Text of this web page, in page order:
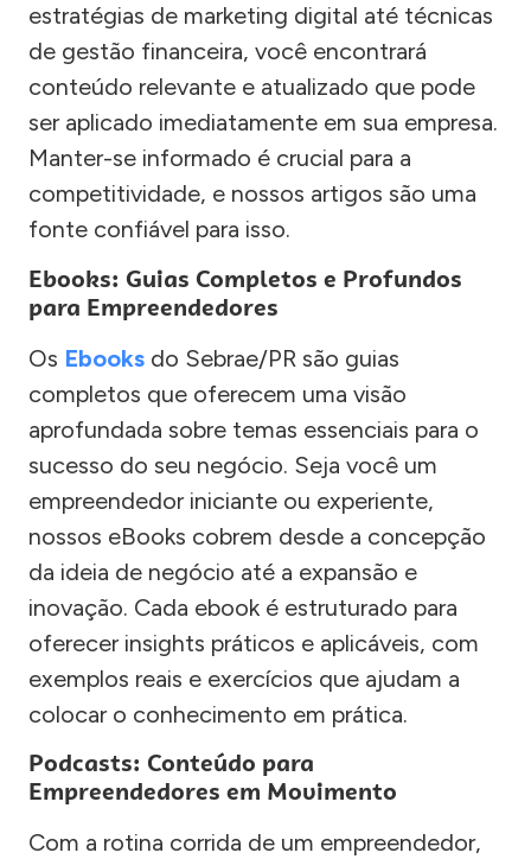
estratégias de marketing digital até técnicas
de gestão financeira, você encontrará
conteúdo relevante e atualizado que pode
ser aplicado imediatamente em sua empresa.
Manter-se informado é crucial para a
competitividade, e nossos artigos são uma
fonte confiável para isso.
Ebooks: Guias Completos e Profundos
para Empreendedores
Os Ebooks do Sebrae/PR são guias
completos que oferecem uma visão
aprofundada sobre temas essenciais para o
sucesso do seu negócio. Seja você um
empreendedor iniciante ou experiente,
nossos eBooks cobrem desde a concepção
da ideia de negócio até a expansão e
inovação. Cada ebook é estruturado para
oferecer insights práticos e aplicáveis, com
exemplos reais e exercícios que ajudam a
colocar o conhecimento em prática.
Podcasts: Conteúdo para
Empreendedores em Movimento
Com a rotina corrida de um empreendedor,